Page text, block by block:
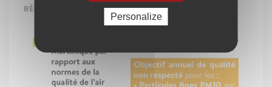
RÉGLEMENTAIRES DE LA QUALITÉ DE L’AIR
Personalize